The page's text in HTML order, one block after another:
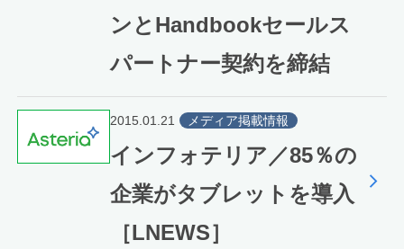
ンとHandbookセールス
パートナー契約を締結
2015.01.21 メディア掲載情報
インフォテリア／85％の
企業がタブレットを導入
［LNEWS］